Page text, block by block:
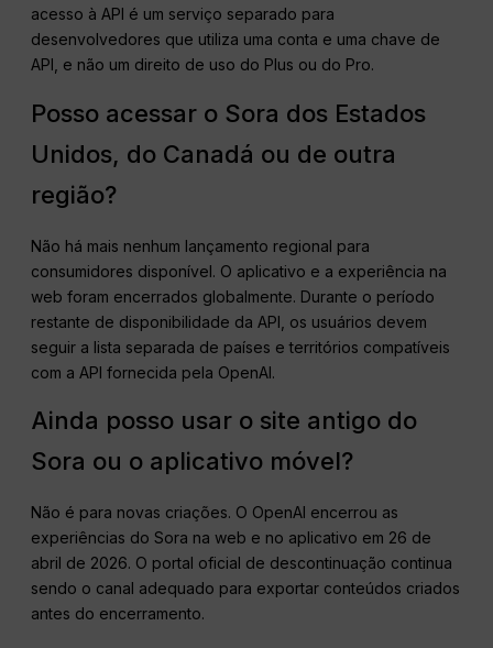
acesso à API é um serviço separado para
desenvolvedores que utiliza uma conta e uma chave de
API, e não um direito de uso do Plus ou do Pro.
Posso acessar o Sora dos Estados
Unidos, do Canadá ou de outra
região?
Não há mais nenhum lançamento regional para
consumidores disponível. O aplicativo e a experiência na
web foram encerrados globalmente. Durante o período
restante de disponibilidade da API, os usuários devem
seguir a lista separada de países e territórios compatíveis
com a API fornecida pela OpenAI.
Ainda posso usar o site antigo do
Sora ou o aplicativo móvel?
Não é para novas criações. O OpenAI encerrou as
experiências do Sora na web e no aplicativo em 26 de
abril de 2026. O portal oficial de descontinuação continua
sendo o canal adequado para exportar conteúdos criados
antes do encerramento.